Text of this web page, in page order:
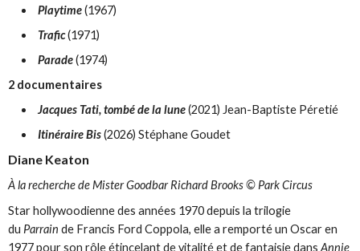
Playtime(1967)
Trafic(1971)
Parade(1974)
2 documentaires
Jacques Tati, tombé de la lune(2021) Jean-Baptiste Péretié
Itinéraire Bis(2026) Stéphane Goudet
Diane Keaton
À la recherche de Mister Goodbar Richard Brooks © Park Circus
Star hollywoodienne des années 1970 depuis la trilogie
du Parrainde Francis Ford Coppola, elle a remporté un Oscar en
1977 pour son rôle étincelant de vitalité et de fantaisie dansAnnie